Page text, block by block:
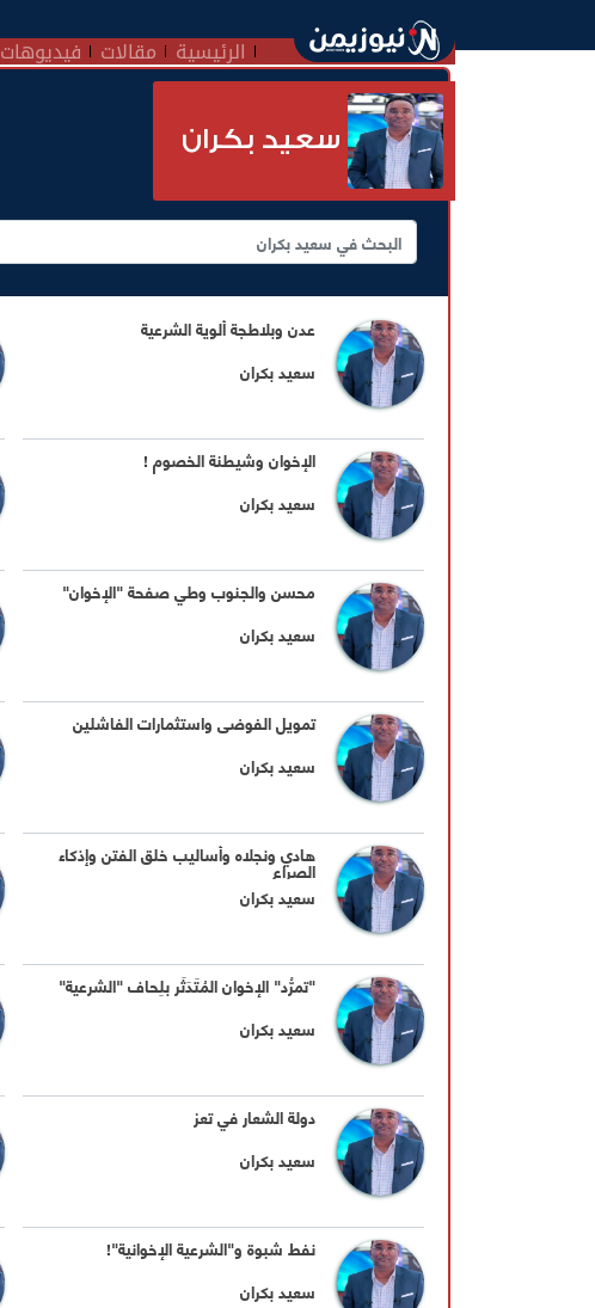
الرئيسية مقالات فيديوهات
سعيد بكران
عدن وبلاطجة ألوية الشرعية
سعيد بكران
الإخوان وشيطنة الخصوم !
سعيد بكران
محسن والجنوب وطي صفحة "الإخوان"
سعيد بكران
تمويل الفوضى واستثمارات الفاشلين
سعيد بكران
هادي ونجلاه وأساليب خلق الفتن وإذكاء
الصراع
سعيد بكران
"تمرُّد" الإخوان المُتَدَثِّر بلِحاف "الشرعية"
سعيد بكران
دولة الشعار في تعز
سعيد بكران
نفط شبوة و"الشرعية الإخوانية"!
سعيد بكران